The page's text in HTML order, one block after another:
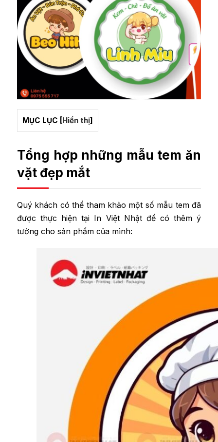
MỤC LỤC [Hiển thị]
Tổng hợp những mẫu tem ăn
vặt đẹp mắt
Quý khách có thể tham khảo một số mẫu tem đã
được thực hiện tại In Việt Nhật để có thêm ý
tưởng cho sản phẩm của mình: